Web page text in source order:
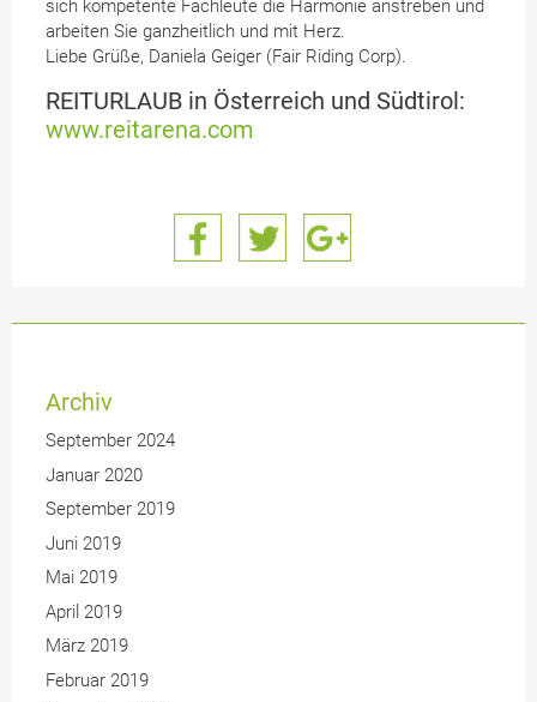
sich kompetente Fachleute die Harmonie anstreben und
arbeiten Sie ganzheitlich und mit Herz.
Liebe Grüße, Daniela Geiger (Fair Riding Corp).
REITURLAUB in Österreich und Südtirol:
www.reitarena.com
Archiv
September 2024
Januar 2020
September 2019
Juni 2019
Mai 2019
April 2019
März 2019
Februar 2019